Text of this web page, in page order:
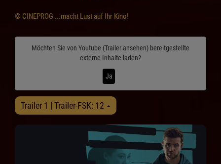
© CINEPROG ...macht Lust auf Ihr Kino!
Möchten Sie von Youtube (Trailer ansehen) bereitgestellte
externe Inhalte laden?
Ja
Trailer 1 | Trailer-FSK: 12